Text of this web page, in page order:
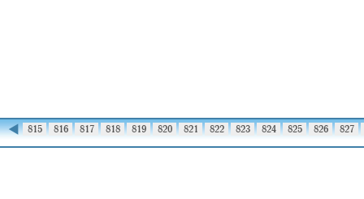
◀
814 815 816 817 818 819 820 821 822 823 824 825 826 827